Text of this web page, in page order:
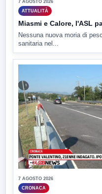
7 AGOSTO 2026
ATTUALITÀ
Miasmi e Calore, l'ASL
Nessuna nuova moria di
sanitaria nel...
7 AGOSTO 2026
CRONACA